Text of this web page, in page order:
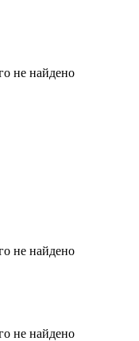
не найдено
не найдено
не найдено